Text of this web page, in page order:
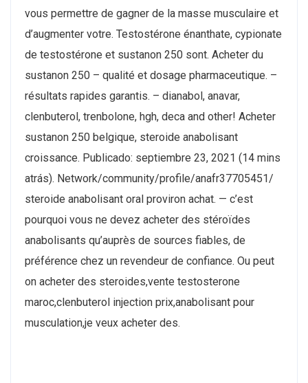
vous permettre de gagner de la masse musculaire et
d’augmenter votre. Testostérone énanthate, cypionate
de testostérone et sustanon 250 sont. Acheter du
sustanon 250 – qualité et dosage pharmaceutique. –
résultats rapides garantis. – dianabol, anavar,
clenbuterol, trenbolone, hgh, deca and other! Acheter
sustanon 250 belgique, steroide anabolisant
croissance. Publicado: septiembre 23, 2021 (14 mins
atrás). Network/community/profile/anafr37705451/
steroide anabolisant oral proviron achat. — c’est
pourquoi vous ne devez acheter des stéroïdes
anabolisants qu’auprès de sources fiables, de
préférence chez un revendeur de confiance. Ou peut
on acheter des steroides,vente testosterone
maroc,clenbuterol injection prix,anabolisant pour
musculation,je veux acheter des.